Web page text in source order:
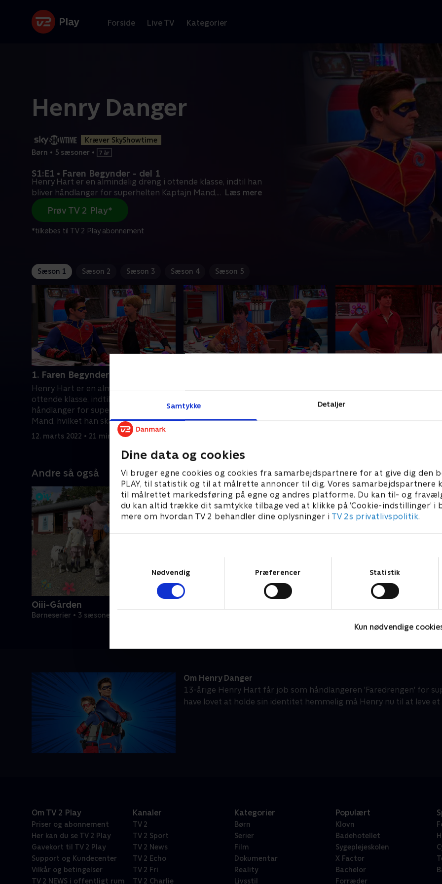
Samtykke Detaljer
Dine data og cookies
Vi bruger egne cookies og cookies fra samarbejdspartnere for at give dig den
PLAY, til statistik og til at målrette annoncer til dig. Vores samarbejdspartnere
til målrettet markedsføring på egne og andres platforme. Du kan til- og
du kan altid trække dit samtykke tilbage ved at klikke på ’Cookie-indstillinger’ i
mere om hvordan TV 2 behandler dine oplysninger i TV 2s privatlivspolitik.
Nødvendig
Præferencer Statistik
Kun nødvendige
Forside Live TV Kategorier
Henry Danger
Kræver SkyShowtime
Børn • 5 sæsoner •
S1:E1 • Faren Begynder - del 1
Henry Hart er en almindelig dreng i ottende klasse, indtil han
bliver håndlanger for superhelten Kaptajn Mand,... Læs mere
Prøv TV 2 Play*
*tilkøbes til TV 2 Play abonnement
Sæson 1 Sæson 2 Sæson 3 Sæson 4 Sæson 5
1. Faren Begynder - del 1
Henry Hart er en almindelig dreng i
ottende klasse, indtil han bliver
håndlanger for superhelten Kaptajn
Mand, hvilket han skal holde
hemmeligt.
12. marts 2022 • 21 min
Henry Hart er en almindelig dreng i
håndlanger for superhelten Kaptajn
Mand, hvilket han skal holde
nye rolle som Faredrengen,
knokler med at få både
Andre så også
Oiii-Gården
Børneserier • 3 sæsoner
Om Henry Danger
13-årige Henry Hart får job som håndlangeren 'Faredrengen' for
have lovet at holde sin identitet hemmelig må Henry nu til at leve
Om TV 2 Play
Priser og abonnement
Her kan du se TV 2 Play
Gavekort til TV 2 Play
Support og Kundecenter
Vilkår og betingelser
TV 2 NEWS i offentligt rum
Kanaler
TV 2
TV 2 Sport
TV 2 News
TV 2 Echo
TV 2 Fri
TV 2 Charlie
Kategorier
Børn
Serier
Film
Dokumentar
Reality
Livsstil
Populært
Klovn
Badehotellet
Sygeplejeskolen
X Factor
Bachelor
Forræder